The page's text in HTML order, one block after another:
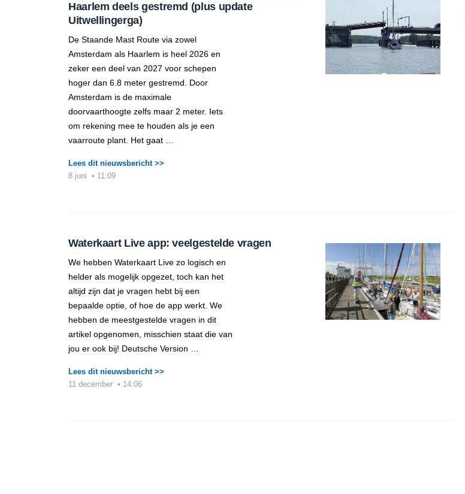
Haarlem deels gestremd (plus update
Uitwellingerga)
De Staande Mast Route via zowel
Amsterdam als Haarlem is heel 2026 en
zeker een deel van 2027 voor schepen
hoger dan 6.8 meter gestremd. Door
Amsterdam is de maximale
doorvaarthoogte zelfs maar 2 meter. Iets
om rekening mee te houden als je een
vaarroute plant. Het gaat …
Lees dit nieuwsbericht >>
8 juni • 11:09
Waterkaart Live app: veelgestelde vragen
We hebben Waterkaart Live zo logisch en
helder als mogelijk opgezet, toch kan het
altijd zijn dat je vragen hebt bij een
bepaalde optie, of hoe de app werkt. We
hebben de meestgestelde vragen in dit
artikel opgenomen, misschien staat die van
jou er ook bij! Deutsche Version …
Lees dit nieuwsbericht >>
11 december • 14:06